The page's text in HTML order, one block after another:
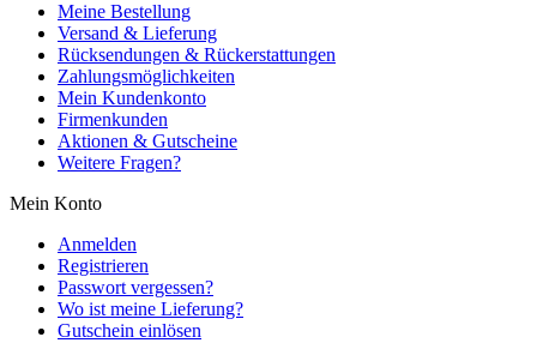
Meine Bestellung
Versand & Lieferung
Rücksendungen & Rückerstattungen
Zahlungsmöglichkeiten
Mein Kundenkonto
Firmenkunden
Aktionen & Gutscheine
Weitere Fragen?
Mein Konto
Anmelden
Registrieren
Passwort vergessen?
Wo ist meine Lieferung?
Gutschein einlösen